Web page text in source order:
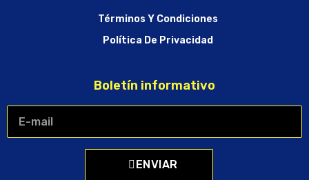
Términos Y Condiciones
Política De Privacidad
Boletín informativo
ENVIAR